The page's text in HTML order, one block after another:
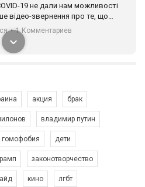
19 не дали нам можливості
відео-звернення про те, що
та не можемо зустрінеться, ми
поділяє цінності рівності та
нас. Регіональні підрозділи
• 1 Комментариев
акция брак
владимир путин
гомофобия дети
законотворчество
кино лгбт